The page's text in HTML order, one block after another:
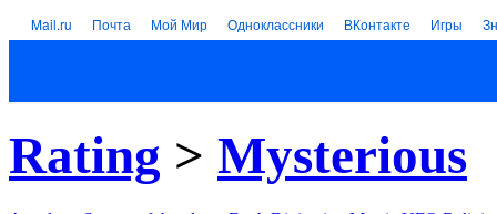
Mail.ru Почта Мой Мир Одноклассники ВКонтакте Игры
Rating > Mysterious